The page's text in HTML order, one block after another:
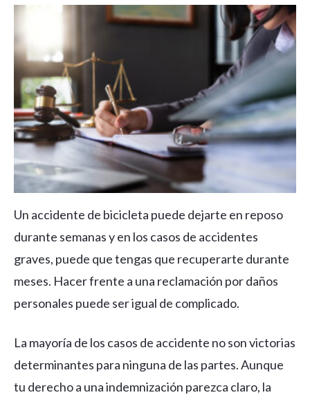
Un accidente de bicicleta puede dejarte en reposo
durante semanas y en los casos de accidentes
graves, puede que tengas que recuperarte durante
meses. Hacer frente a una reclamación por daños
personales puede ser igual de complicado.
La mayoría de los casos de accidente no son victorias
determinantes para ninguna de las partes. Aunque
tu derecho a una indemnización parezca claro, la